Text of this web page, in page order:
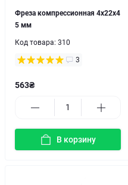
Фреза компрессионная 4x22x4
5 мм
Код товара: 310
3
563₴
В корзину